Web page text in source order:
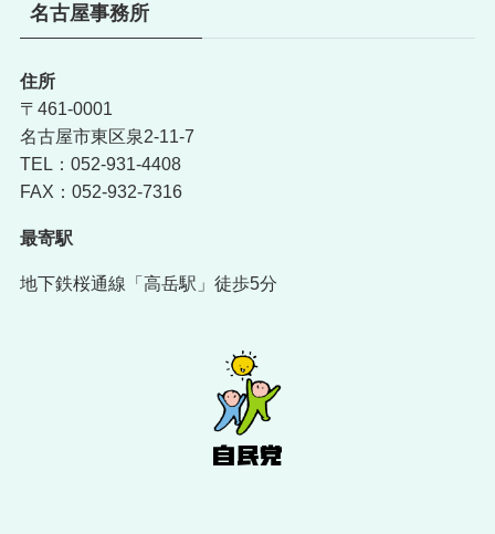
名古屋事務所
住所
〒461-0001
名古屋市東区泉2-11-7
TEL：052-931-4408
FAX：052-932-7316
最寄駅
地下鉄桜通線「高岳駅」徒歩5分